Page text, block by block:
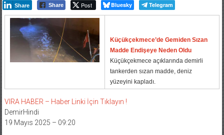
Share Share Post Bluesky Telegram
Küçükçekmece’de Gemiden Sızan
Madde Endişeye Neden Oldu
Küçükçekmece açıklarında demirli
tankerden sızan madde, deniz
yüzeyini kapladı.
VIRA HABER – Haber Linki İçin Tıklayın !
DemirHindi
19 Mayıs 2025 – 09:20